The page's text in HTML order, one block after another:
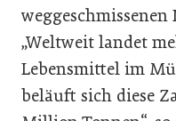
„Weltweit landet
Lebensmittel im
beläuft sich diese